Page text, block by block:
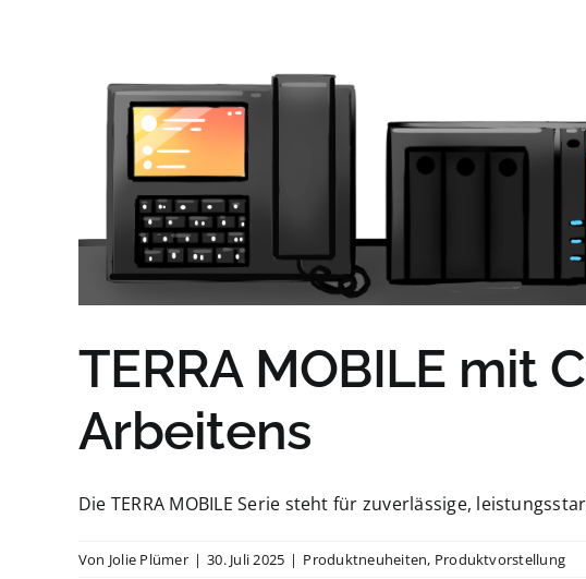
TERRA MOBILE mit
Arbeitens
Die TERRA MOBILE Serie steht für zuverlässige,
Von Jolie Plümer | 30. Juli 2025 | Produktneuheiten, Produktvorstellung